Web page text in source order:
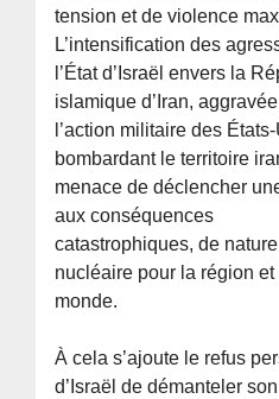
tension et de violence
L’intensification des
l’État d’Israël envers la
islamique d’Iran,
l’action militaire des
bombardant le territoire
menace de déclencher
aux conséquences
catastrophiques, de nature
nucléaire pour la région et
monde.
À cela s’ajoute le refus
d’Israël de démanteler